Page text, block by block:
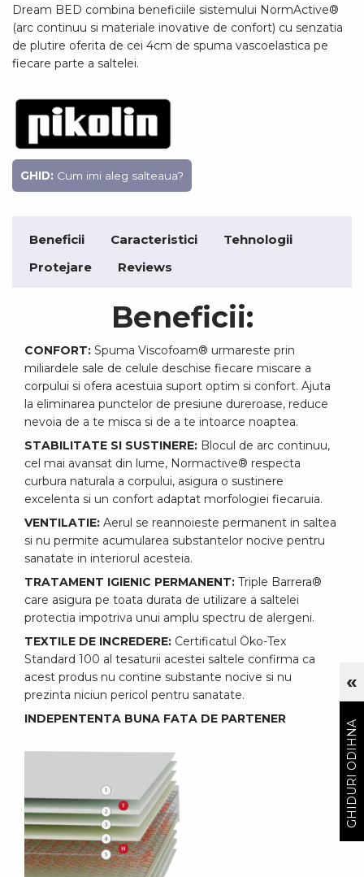
Dream BED combina beneficiile sistemului NormActive®
(arc continuu si materiale inovative de confort) cu senzatia
de plutire oferita de cei 4cm de spuma vascoelastica pe
fiecare parte a saltelei.
GHID: Cum imi aleg salteaua?
Beneficii Caracteristici
Tehnologii
Protejare
Reviews
Beneficii:
CONFORT: Spuma Viscofoam® urmareste prin
miliardele sale de celule deschise fiecare miscare a
corpului si ofera acestuia suport optim si confort. Ajuta
la eliminarea punctelor de presiune dureroase, reduce
nevoia de a te misca si de a te intoarce noaptea.
STABILITATE SI SUSTINERE: Blocul de arc continuu,
cel mai avansat din lume, Normactive® respecta
curbura naturala a corpului, asigura o sustinere
excelenta si un confort adaptat morfologiei fiecaruia.
VENTILATIE: Aerul se reannoieste permanent in saltea
si nu permite acumularea substantelor nocive pentru
sanatate in interiorul acesteia.
TRATAMENT IGIENIC PERMANENT: Triple Barrera®
care asigura pe toata durata de utilizare a saltelei
protectia impotriva unui amplu spectru de alergeni.
TEXTILE DE INCREDERE: Certificatul Öko-Tex
Standard 100 al tesaturii acestei saltele confirma ca
acest produs nu contine substante nocive si nu
prezinta niciun pericol pentru sanatate.
INDEPENTENTA BUNA FATA DE PARTENER
«
GHIDURI ODIHNA